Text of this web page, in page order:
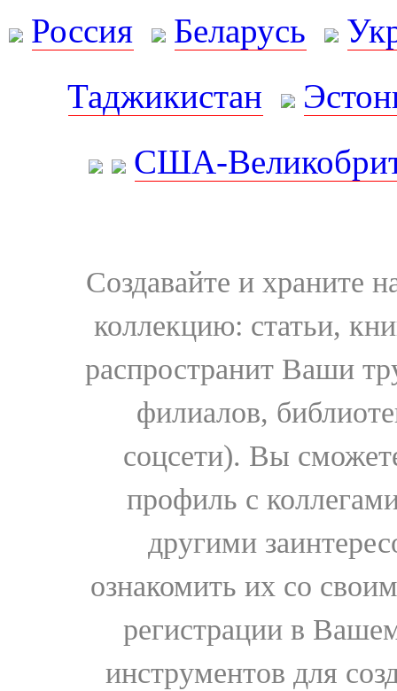
Россия Беларусь
Таджикистан
США-
Создавайте и храните
коллекцию: статьи,
распространит Ваши
филиалов,
соцсети). Вы
профиль с
другими
ознакомить их со
регистрации в
инструментов для